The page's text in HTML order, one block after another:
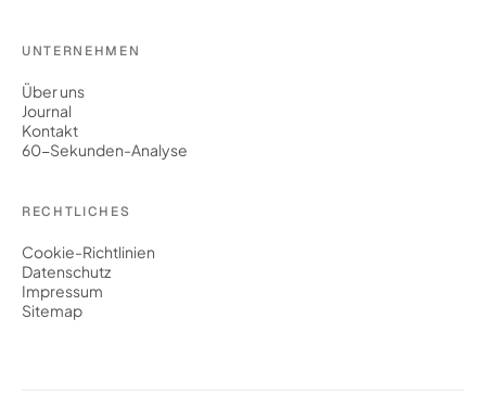
UNTERNEHMEN
Über uns
Journal
Kontakt
60-Sekunden-Analyse
RECHTLICHES
Cookie-Richtlinien
Datenschutz
Impressum
Sitemap